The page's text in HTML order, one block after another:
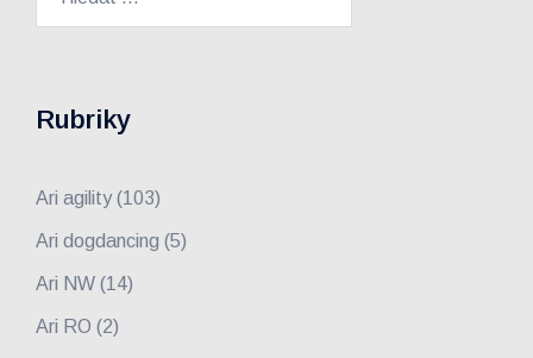
Rubriky
Ari agility(103)
Ari dogdancing (5)
Ari NW (14)
Ari RO (2)